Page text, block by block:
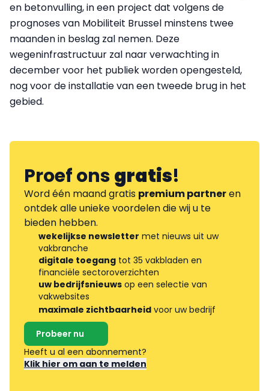
en betonvulling, in een project dat volgens de
prognoses van Mobiliteit Brussel minstens twee
maanden in beslag zal nemen. Deze
wegeninfrastructuur zal naar verwachting in
december voor het publiek worden opengesteld,
nog voor de installatie van een tweede brug in het
gebied.
Proef onsgratis!
Word één maand gratis premium partneren
ontdek alle unieke voordelen die wij u te
bieden hebben.
wekelijkse newsletter met nieuws uit uw
vakbranche
digitale toegang tot 35 vakbladen en
financiële sectoroverzichten
uw bedrijfsnieuws op een selectie van
vakwebsites
maximale zichtbaarheid voor uw bedrijf
Probeer nu
Heeft u al een abonnement?
Klik hier om aan te melden